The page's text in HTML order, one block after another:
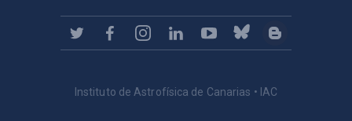
Instituto de Astrofísica de Canarias • IAC